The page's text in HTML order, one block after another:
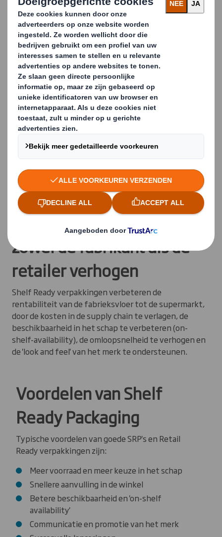
Moderne marketeers hebben nu een uitgelezen
mogelijkheid om de verpakkingen te integreren in
hun marketingmix en zo in de supermarkt,
bouwmarkt of andere winkelformules point-of-sale
omzet te verhogen. Onze Packaging Strategists
werken meer en meer samen met deze marketeers
en helpen hen resultaten te bereiken bij shoppers,
hetzij bij brand positioning, visuele disruptie of bij
het ondersteunen van promotionele campagnes.
Verpakkingen die de
winstgevendheid van
zowel de fabrikant als de
retailer verhogen
Shelf Ready verpakkingen verbeteren de
rentabiliteit van de fabrieksvloer tot de supermarkt,
door de kosten in de supply chain te verlagen, de
beschikbaarheid in het schap te verbeteren (on-
shelf-availability), de omloopsnelheid te verhogen en
de 'look and feel' van het merk te ondersteunen.
Voordelen van Shelf
Ready Packaging
Typische voordelen van goede SRP's en Retail
Ready verpakkingen zijn:
Meer voorraad en meer keuze in het schap
Snellere aanvulling in de winkel
Betere beschikbaarheid en 'on-shelf
availability'
Communicatie en promotie van het merk